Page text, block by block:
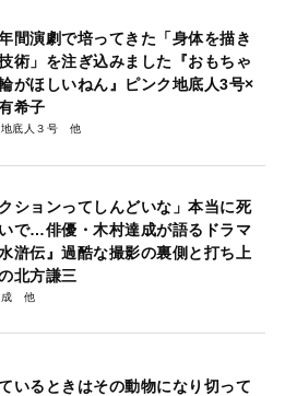
間演劇で培ってきた「身体を描き
術」を注ぎ込みました『おもちゃ
がほしいねん』ピンク地底人3号×
希子
底人３号
クションってしんどいな」本当に死
で…俳優・木村達成が語るドラマ
滸伝』過酷な撮影の裏側と打ち上
北方謙三
いるときはその動物になり切って